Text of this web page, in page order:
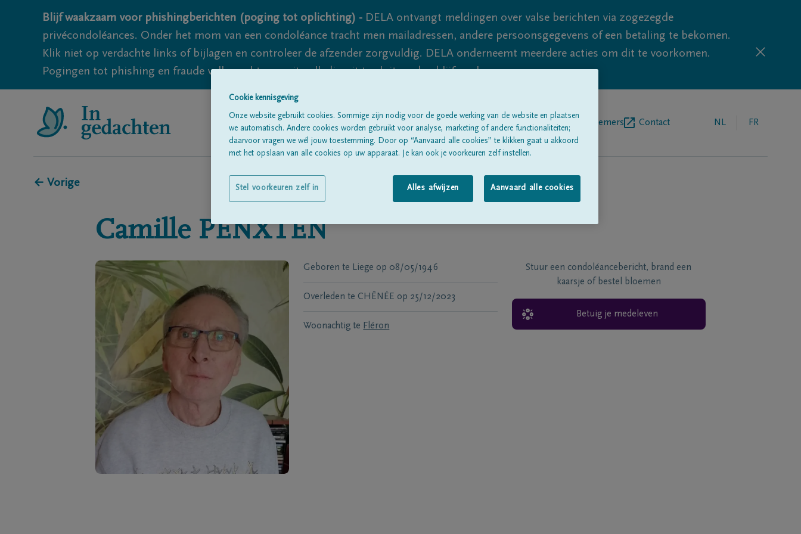
Blijf waakzaam voor phishingberichten (poging tot oplichting) - DELA ontvangt meldingen over valse berichten via zogezegde
privécondoléances. Onder het mom van een condoléance tracht men mailadressen, andere persoonsgegevens of een betaling te bekomen.
Klik niet op verdachte links of bijlagen en controleer de afzender zorgvuldig. DELA onderneemt meerdere acties om dit te voorkomen.
Pogingen tot phishing en fraude vallen echter nooit volledig uit te sluiten, dus blijf waakzaam.
Alle rouwberichten Over ons Begrafenisondernemers Contact NL FR
← Vorige
Camille PENXTEN
Geboren te Liege op 08/05/1946
Overleden te CHÊNÉE op 25/12/2023
Woonachtig te Fléron
Stuur een condoléancebericht, brand een
kaarsje of bestel bloemen
Betuig je medeleven
Cookie kennisgeving
Onze website gebruikt cookies. Sommige zijn nodig voor de goede werking van de website en plaatsen
we automatisch. Andere cookies worden gebruikt voor analyse, marketing of andere functionaliteiten;
daarvoor vragen we wél jouw toestemming. Door op “Aanvaard alle cookies” te klikken gaat u akkoord
met het opslaan van alle cookies op uw apparaat. Je kan ook je voorkeuren zelf instellen.
Alles afwijzen Aanvaard alle cookies
Stel voorkeuren zelf in